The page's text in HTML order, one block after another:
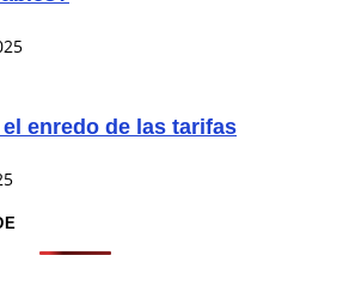
enredo de las tarifas